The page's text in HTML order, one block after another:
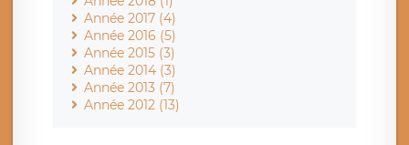
Année 2017 (4)
Année 2016 (5)
Année 2015 (3)
Année 2014 (3)
Année 2013 (7)
Année 2012 (13)